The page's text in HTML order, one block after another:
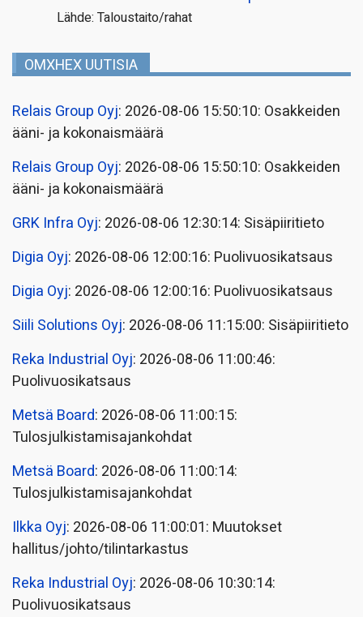
Lähde: Taloustaito/rahat
OMXHEX UUTISIA
Relais Group Oyj: 2026-08-06 15:50:10: Osakkeiden
ääni- ja kokonaismäärä
Relais Group Oyj: 2026-08-06 15:50:10: Osakkeiden
ääni- ja kokonaismäärä
GRK Infra Oyj: 2026-08-06 12:30:14: Sisäpiiritieto
Digia Oyj: 2026-08-06 12:00:16: Puolivuosikatsaus
Digia Oyj: 2026-08-06 12:00:16: Puolivuosikatsaus
Siili Solutions Oyj: 2026-08-06 11:15:00: Sisäpiiritieto
Reka Industrial Oyj: 2026-08-06 11:00:46:
Puolivuosikatsaus
Metsä Board: 2026-08-06 11:00:15:
Tulosjulkistamisajankohdat
Metsä Board: 2026-08-06 11:00:14:
Tulosjulkistamisajankohdat
Ilkka Oyj: 2026-08-06 11:00:01: Muutokset
hallitus/johto/tilintarkastus
Reka Industrial Oyj: 2026-08-06 10:30:14:
Puolivuosikatsaus